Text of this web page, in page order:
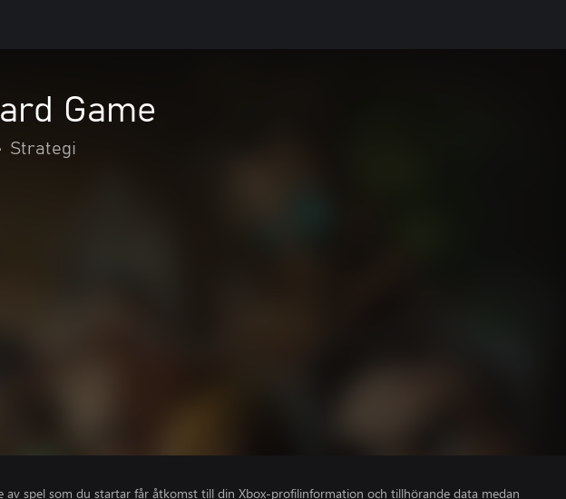
Game
Strategi
av spel som du startar får åtkomst till din Xbox-profilinformation och tillhörande data medan